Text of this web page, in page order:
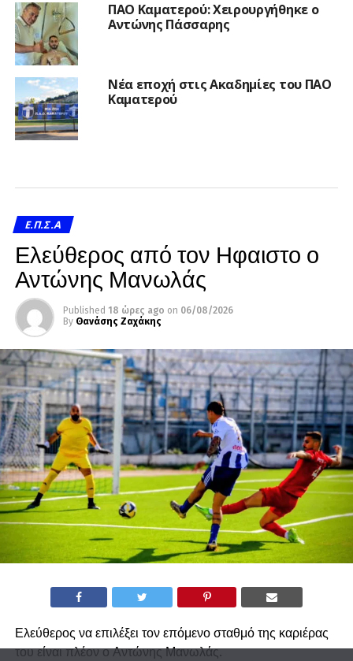
ΠΑΟ Καματερού: Χειρουργήθηκε ο
Αντώνης Πάσσαρης
Νέα εποχή στις Ακαδημίες του ΠΑΟ
Καματερού
Ε.Π.Σ.Α
Ελεύθερος από τον Ηφαιστο ο
Αντώνης Μανωλάς
Published 18 ώρες ago on 06/08/2026
By Θανάσης Ζαχάκης
Ελεύθερος να επιλέξει τον επόμενο σταθμό της καριέρας
του είναι πλέον ο Αντώνης Μανωλάς.